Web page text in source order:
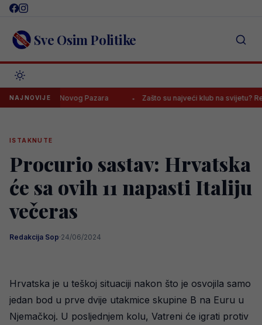
Skip
content Sve Osim Politike
NAJNOVIJE
protiv Novog Pazara Zašto su najveći klub na svijetu? Real
ISTAKNUTE
Procurio sastav: Hrvatska
će sa ovih 11 napasti Italiju
večeras
Redakcija Sop·24/06/2024
Hrvatska je u teškoj situaciji nakon što je osvojila samo
jedan bod u prve dvije utakmice skupine B na Euru u
Njemačkoj. U posljednjem kolu, Vatreni će igrati protiv